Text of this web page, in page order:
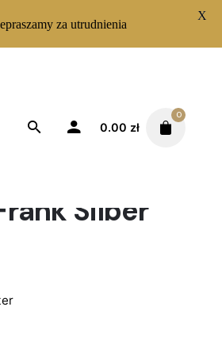
0.00zł
0
Silber
za utrudnienia
X